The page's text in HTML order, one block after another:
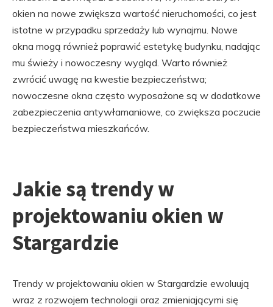
okien na nowe zwiększa wartość nieruchomości, co jest
istotne w przypadku sprzedaży lub wynajmu. Nowe
okna mogą również poprawić estetykę budynku, nadając
mu świeży i nowoczesny wygląd. Warto również
zwrócić uwagę na kwestie bezpieczeństwa;
nowoczesne okna często wyposażone są w dodatkowe
zabezpieczenia antywłamaniowe, co zwiększa poczucie
bezpieczeństwa mieszkańców.
Jakie są trendy w
projektowaniu okien w
Stargardzie
Trendy w projektowaniu okien w Stargardzie ewoluują
wraz z rozwojem technologii oraz zmieniającymi się